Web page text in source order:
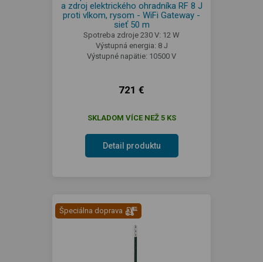
a zdroj elektrického ohradníka RF 8 J
proti vlkom, rysom - WiFi Gateway -
sieť 50 m
Spotreba zdroje 230 V: 12 W
Výstupná energia: 8 J
Výstupné napätie: 10500 V
721 €
SKLADOM VÍCE NEŽ 5 KS
Detail produktu
Špeciálna doprava